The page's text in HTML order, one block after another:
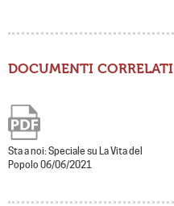
DOCUMENTI CORRELATI
Sta a noi: Speciale su La Vita del
Popolo 06/06/2021